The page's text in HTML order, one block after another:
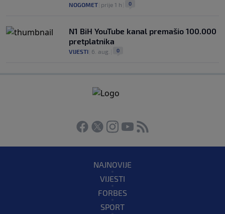
NOGOMET prije 1 h 0
N1 BiH YouTube kanal premašio 100.000
pretplatnika
VIJESTI 6. aug. 0
NAJNOVIJE
VIJESTI
FORBES
SPORT